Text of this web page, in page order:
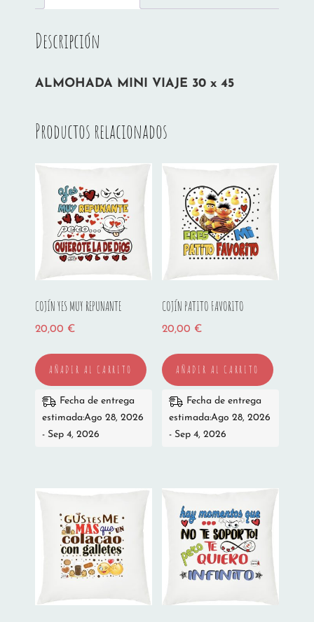
Descripción
ALMOHADA MINI VIAJE 30 x 45
Productos relacionados
COJÍN YES MUY REPUNANTE
20,00 €
AÑADIR AL CARRITO
Fecha de entrega
estimada:Ago 28, 2026
- Sep 4, 2026
COJÍN PATITO FAVORITO
20,00 €
AÑADIR AL CARRITO
Fecha de entrega
estimada:Ago 28, 2026
- Sep 4, 2026